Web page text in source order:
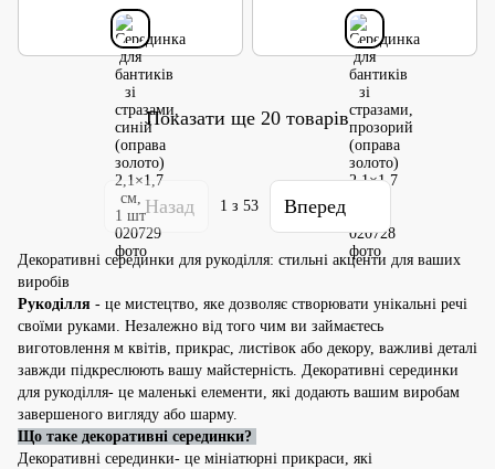
Показати ще 20 товарів
Назад 1 з 53 Вперед
Декоративні серединки для рукоділля: стильні акценти для ваших
виробів
Рукоділля - це мистецтво, яке дозволяє створювати унікальні речі
своїми руками. Незалежно від того чим ви займаєтесь
виготовлення м квітів, прикрас, листівок або декору, важливі деталі
завжди підкреслюють вашу майстерність. Декоративні серединки
для рукоділля- це маленькі елементи, які додають вашим виробам
завершеного вигляду або шарму.
Що таке декоративні серединки?
Декоративні серединки- це мініатюрні прикраси, які